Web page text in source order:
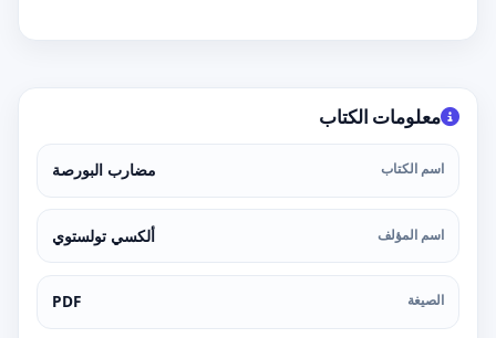
معلومات الكتاب
اسم الكتاب مضارب البورصة
اسم المؤلف ألكسي تولستوي
الصيغة PDF